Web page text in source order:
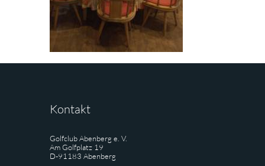
Kontakt
Golfclub Abenberg e. V.
Am Golfplatz 19
D-91183 Abenberg